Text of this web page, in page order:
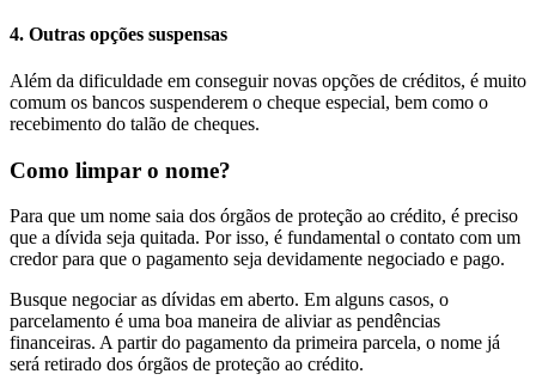
4. Outras opções suspensas
Além da dificuldade em conseguir novas opções de créditos, é muito
comum os bancos suspenderem o cheque especial, bem como o
recebimento do talão de cheques.
Como limpar o nome?
Para que um nome saia dos órgãos de proteção ao crédito, é preciso
que a dívida seja quitada. Por isso, é fundamental o contato com um
credor para que o pagamento seja devidamente negociado e pago.
Busque negociar as dívidas em aberto. Em alguns casos, o
parcelamento é uma boa maneira de aliviar as pendências
financeiras. A partir do pagamento da primeira parcela, o nome já
será retirado dos órgãos de proteção ao crédito.